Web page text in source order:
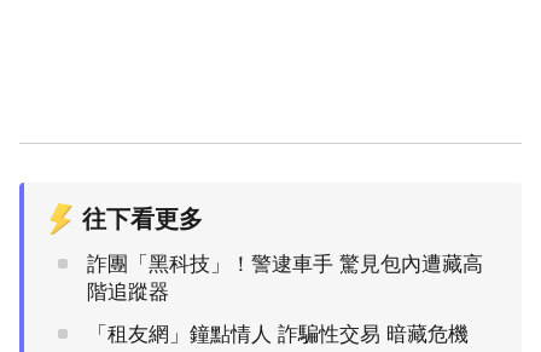
往下看更多
詐團「黑科技」！警逮車手 驚見包內遭藏高
階追蹤器
「租友網」鐘點情人 詐騙性交易 暗藏危機